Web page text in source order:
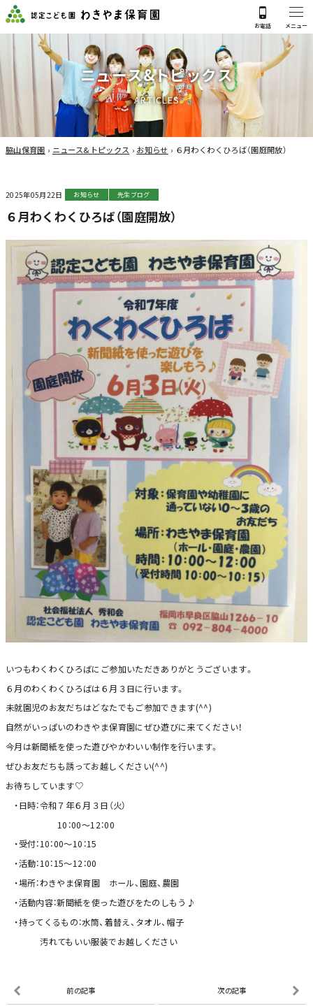
ニュース&トピックス
ARTICLES
脇山保育園 › ニュース&トピックス › お知らせ › ６月わくわくひろば（園庭開放）
2025年05月22日 お知らせ 先生ブログ
６月わくわくひろば（園庭開放）
いつもわくわくひろばにご参加いただきありがとうございます。
６月のわくわくひろばは６月３日に行います。
未就園児のお友だちはどなたでもご参加できます(^^)
自然がいっぱいのわきやま保育園にぜひ遊びに来てください！
今月は新聞紙を使った遊びやかわいい制作を行います。
ぜひお友だちも誘ってお越しください(^^)
お待ちしています♡
・日時：令和７年６月３日（火）
10：00～12：00
・受付：10：00～10：15
・活動：10：15～12：00
・場所：わきやま保育園 ホール、園庭、農園
・活動内容：新聞紙を使った遊びをたのしもう♪
・持ってくるもの：水筒、着替え、タオル、帽子
汚れてもいい服装でお越しください
前の記事 次の記事